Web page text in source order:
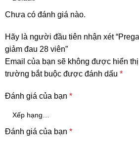
Chưa có đánh giá nào.
Hãy là người đầu tiên nhận xét
giảm đau 28 viên”
Email của bạn sẽ không được hiển
trường bắt buộc được đánh dấu*
Đánh giá của bạn*
Đánh giá của bạn*